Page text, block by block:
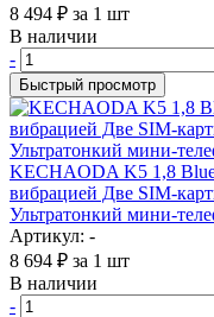
8 494 ₽ за 1 шт
В наличии
-
Быстрый просмотр
KECHAODA K5 1,8
вибрацией Две SIM-
Ультратонкий мини-
Артикул: -
8 694 ₽ за 1 шт
В наличии
-